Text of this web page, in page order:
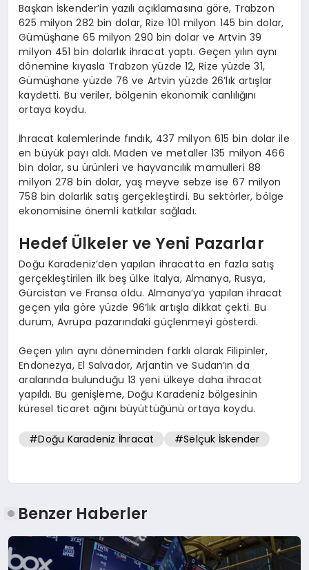
Başkan İskender’in yazılı açıklamasına göre, Trabzon
625 milyon 282 bin dolar, Rize 101 milyon 145 bin dolar,
Gümüşhane 65 milyon 290 bin dolar ve Artvin 39
milyon 451 bin dolarlık ihracat yaptı. Geçen yılın aynı
dönemine kıyasla Trabzon yüzde 12, Rize yüzde 31,
Gümüşhane yüzde 76 ve Artvin yüzde 26’lık artışlar
kaydetti. Bu veriler, bölgenin ekonomik canlılığını
ortaya koydu.
İhracat kalemlerinde fındık, 437 milyon 615 bin dolar ile
en büyük payı aldı. Maden ve metaller 135 milyon 466
bin dolar, su ürünleri ve hayvancılık mamulleri 88
milyon 278 bin dolar, yaş meyve sebze ise 67 milyon
758 bin dolarlık satış gerçekleştirdi. Bu sektörler, bölge
ekonomisine önemli katkılar sağladı.
Hedef Ülkeler ve Yeni Pazarlar
Doğu Karadeniz’den yapılan ihracatta en fazla satış
gerçekleştirilen ilk beş ülke İtalya, Almanya, Rusya,
Gürcistan ve Fransa oldu. Almanya’ya yapılan ihracat
geçen yıla göre yüzde 96’lık artışla dikkat çekti. Bu
durum, Avrupa pazarındaki güçlenmeyi gösterdi.
Geçen yılın aynı döneminden farklı olarak Filipinler,
Endonezya, El Salvador, Arjantin ve Sudan’ın da
aralarında bulunduğu 13 yeni ülkeye daha ihracat
yapıldı. Bu genişleme, Doğu Karadeniz bölgesinin
küresel ticaret ağını büyüttüğünü ortaya koydu.
#Doğu Karadeniz İhracat #Selçuk İskender
Benzer Haberler